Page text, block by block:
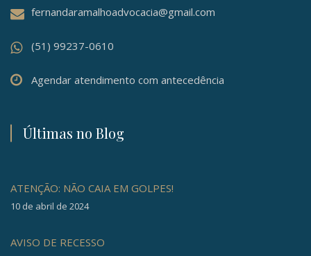
fernandaramalhoadvocacia@gmail.com
(51) 99237-0610
Agendar atendimento com antecedência
Últimas no Blog
ATENÇÃO: NÃO CAIA EM GOLPES!
10 de abril de 2024
AVISO DE RECESSO